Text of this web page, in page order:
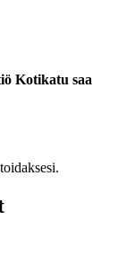
Kotikatu saa